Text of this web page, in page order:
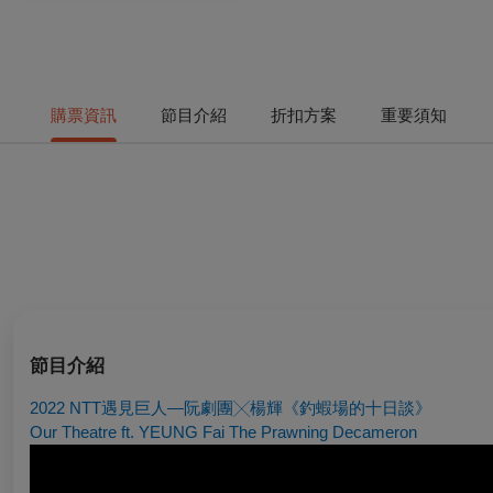
購票資訊 節目介紹 折扣方案 重要須知
節目介紹
2022 NTT遇見巨人—阮劇團╳楊輝《釣蝦場的十日談》
Our Theatre ft. YEUNG Fai The Prawning Decameron